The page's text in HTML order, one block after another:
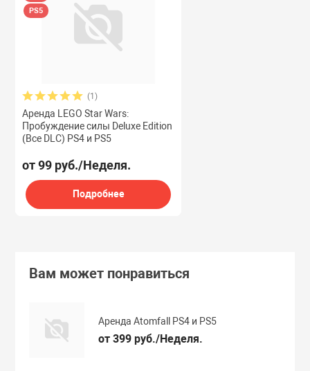
PS5
(1)
Аренда LEGO Star Wars:
Пробуждение силы Deluxe Edition
(Все DLC) PS4 и PS5
от 99 руб./Неделя.
Подробнее
Вам может понравиться
Аренда Atomfall PS4 и PS5
от 399 руб./Неделя.